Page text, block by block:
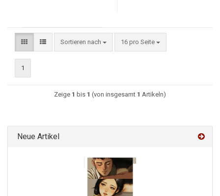
Sortieren nach 16 pro Seite
1
Zeige 1 bis 1 (von insgesamt 1 Artikeln)
Neue Artikel